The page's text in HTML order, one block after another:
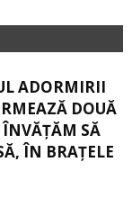
ADORMIRII
DOUĂ
SĂ
ÎN BRAŢELE